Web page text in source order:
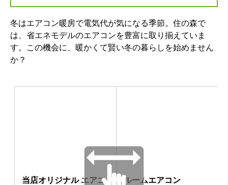
冬はエアコン暖房で電気代が気になる季節。住の森で
は、省エネモデルのエアコンを豊富に取り揃えていま
す。この機会に、暖かくて賢い冬の暮らしを始めません
か？
当店オリジナル エアコ
ルームエアコン